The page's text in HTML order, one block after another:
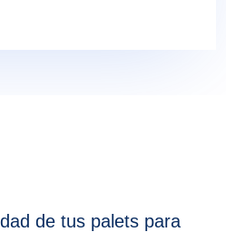
de tus palets para